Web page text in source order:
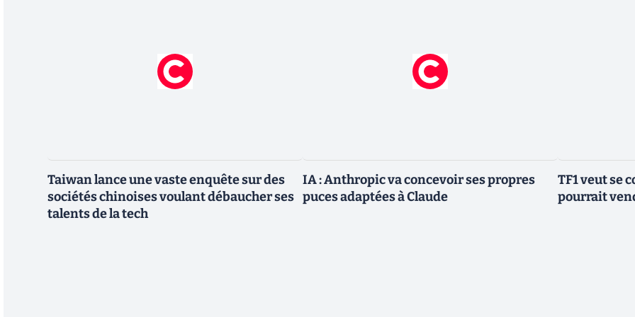
Taiwan lance une vaste enquête sur des
sociétés chinoises voulant débaucher ses
talents de la tech
IA : Anthropic va concevoir ses propres
puces adaptées à Claude
TF1 veut se
pourrait